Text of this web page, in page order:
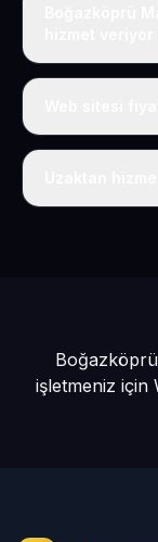
Evet,
Tek fiyat: yılda
işletmeniz için